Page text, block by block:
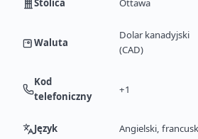
Stolica Ottawa
Waluta
Dolar kanadyjski
(CAD)
Kod
telefoniczny
+1
Język Angielski,